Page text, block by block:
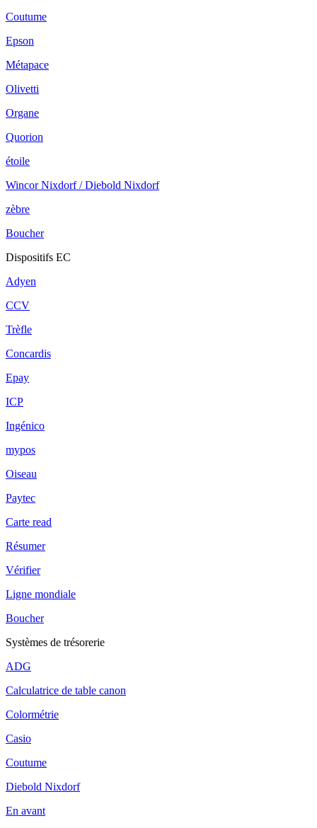
Coutume
Epson
Métapace
Olivetti
Organe
Quorion
étoile
Wincor Nixdorf / Diebold Nixdorf
zèbre
Boucher
Dispositifs EC
Adyen
CCV
Trèfle
Concardis
Epay
ICP
Ingénico
mypos
Oiseau
Paytec
Carte read
Résumer
Vérifier
Ligne mondiale
Boucher
Systèmes de trésorerie
ADG
Calculatrice de table canon
Colormétrie
Casio
Coutume
Diebold Nixdorf
En avant